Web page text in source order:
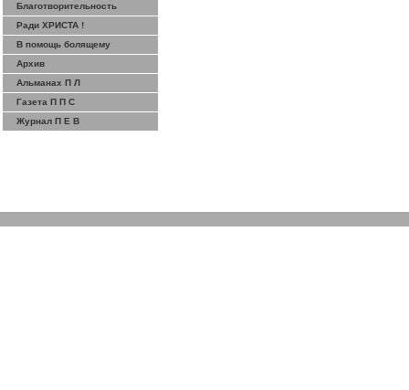
Благотворительность
Ради ХРИСТА !
В помощь болящему
Архив
Альманах П Л
Газета П П С
Журнал П Е В